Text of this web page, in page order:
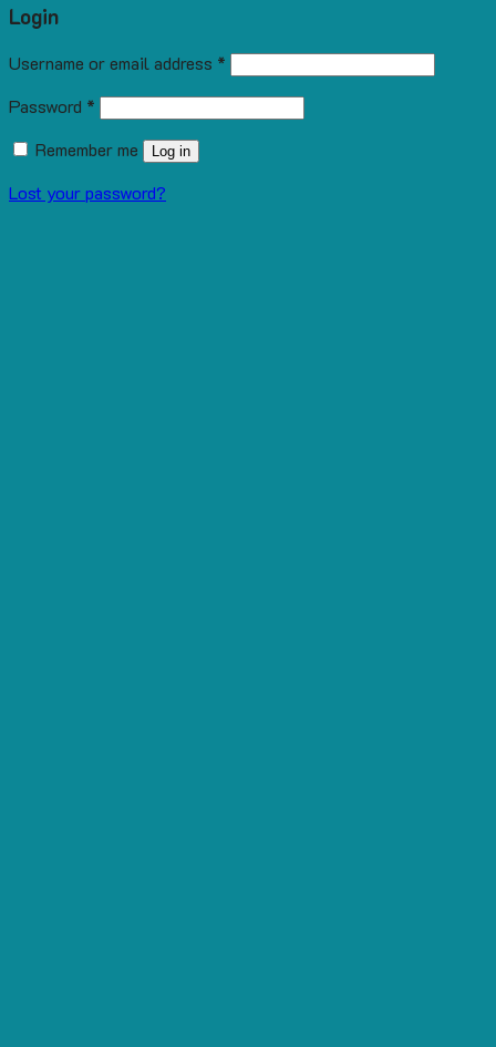
Login
Username or email address *
Password *
Remember me
Log in
Lost your password?